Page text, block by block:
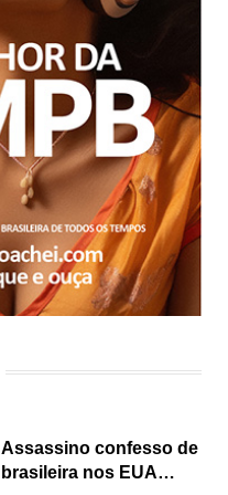
Assassino confesso de
brasileira nos EUA